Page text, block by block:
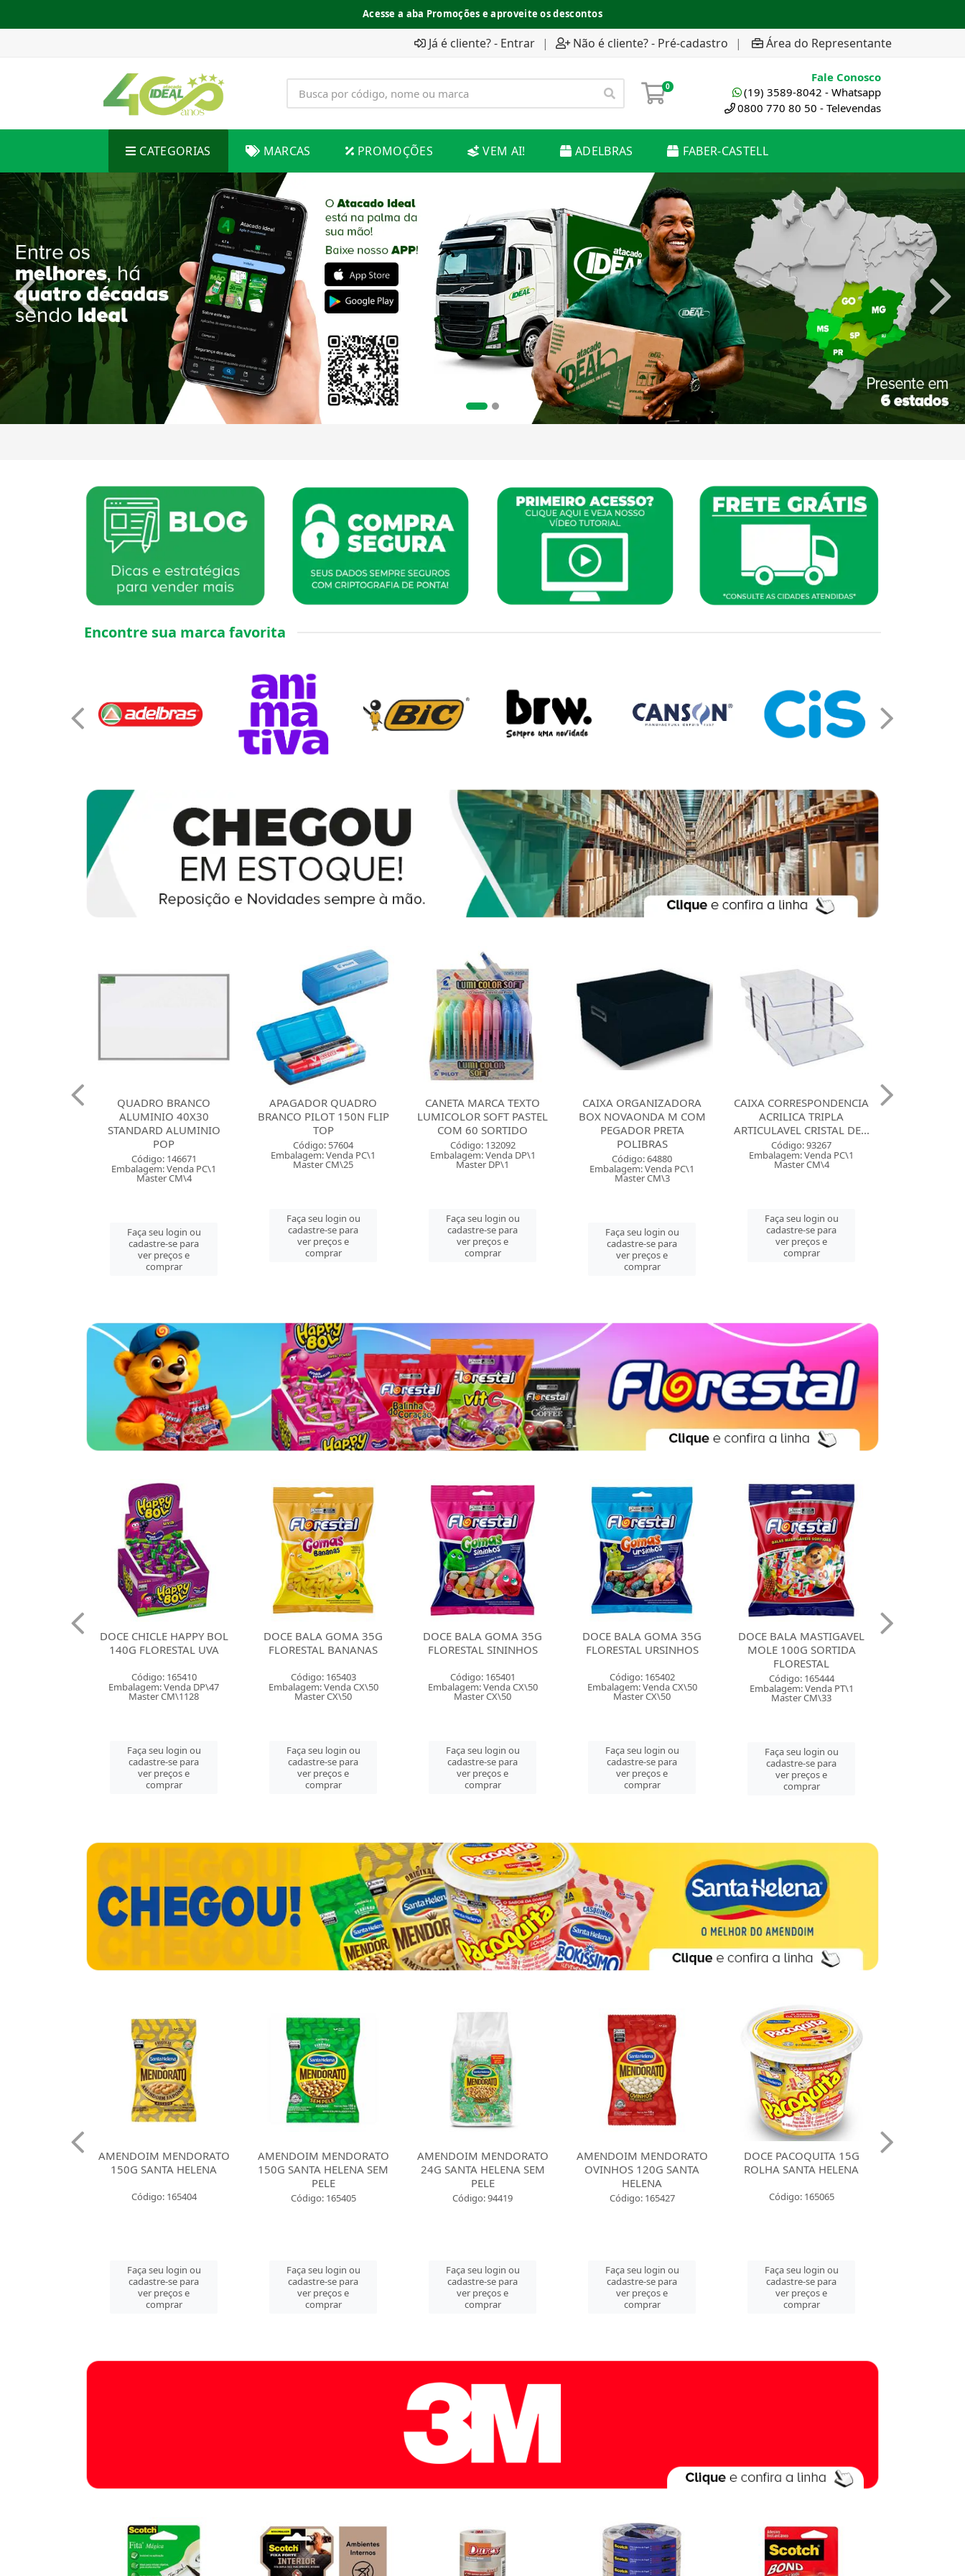
Acesse a aba Promoções e aproveite os descontos
Já é cliente? - Entrar | Não é cliente? - Pré-cadastro | Área do Representante
0
Fale Conosco
(19) 3589-8042 - Whatsapp
0800 770 80 50 - Televendas
CATEGORIAS MARCAS PROMOÇÕES VEM AI! ADELBRAS FABER-CASTELL
Encontre sua marca favorita
QUADRO BRANCO
ALUMINIO 40X30
STANDARD ALUMINIO
POP
Código: 146671
Embalagem: Venda PC\1
Master CM\4
Faça seu login ou
cadastre-se para
ver preços e
comprar
APAGADOR QUADRO
BRANCO PILOT 150N FLIP
TOP
Código: 57604
Embalagem: Venda PC\1
Master CM\25
Faça seu login ou
cadastre-se para
ver preços e
comprar
CANETA MARCA TEXTO
LUMICOLOR SOFT PASTEL
COM 60 SORTIDO
Código: 132092
Embalagem: Venda DP\1
Master DP\1
Faça seu login ou
cadastre-se para
ver preços e
comprar
CAIXA ORGANIZADORA
BOX NOVAONDA M COM
PEGADOR PRETA
POLIBRAS
Código: 64880
Embalagem: Venda PC\1
Master CM\3
Faça seu login ou
cadastre-se para
ver preços e
comprar
CAIXA CORRESPONDENCIA
ACRILICA TRIPLA
ARTICULAVEL CRISTAL DE...
Código: 93267
Embalagem: Venda PC\1
Master CM\4
Faça seu login ou
cadastre-se para
ver preços e
comprar
HAPPY BOL
DOCE BALA GOMA 35G
FLORESTAL BANANAS
Código: 165403
Embalagem: Venda CX\50
Master CX\50
Faça seu login ou
cadastre-se para
ver preços e
comprar
DOCE BALA GOMA 35G
FLORESTAL SININHOS
Código: 165401
Embalagem: Venda CX\50
Master CX\50
Faça seu login ou
cadastre-se para
ver preços e
comprar
DOCE BALA GOMA 35G
FLORESTAL URSINHOS
Código: 165402
Embalagem: Venda CX\50
Master CX\50
Faça seu login ou
cadastre-se para
ver preços e
comprar
DOCE BALA MASTIGAVEL
MOLE 100G SORTIDA
Código: 165444
Embalagem: Venda PT\1
Master CM\33
Faça seu login ou
cadastre-se para
ver preços e
comprar
DOCE BALA MASTIGAVEL
ZOLLE 100G FRAMBOESA
FLORESTAL
Código: 165443
Embalagem: Venda PT\1
Master CM\33
Faça seu login ou
cadastre-se para
ver preços e
comprar
AMENDOIM MENDORATO
150G SANTA HELENA
Código: 165404
Faça seu login ou
cadastre-se para
ver preços e
comprar
AMENDOIM MENDORATO
150G SANTA HELENA SEM
PELE
Código: 165405
Faça seu login ou
cadastre-se para
ver preços e
comprar
AMENDOIM MENDORATO
24G SANTA HELENA SEM
PELE
Código: 94419
Faça seu login ou
cadastre-se para
ver preços e
comprar
AMENDOIM MENDORATO
OVINHOS 120G SANTA
HELENA
Código: 165427
Faça seu login ou
cadastre-se para
ver preços e
comprar
DOCE PACOQUITA 15G
ROLHA SANTA HELENA
Código: 165065
Faça seu login ou
cadastre-se para
ver preços e
comprar